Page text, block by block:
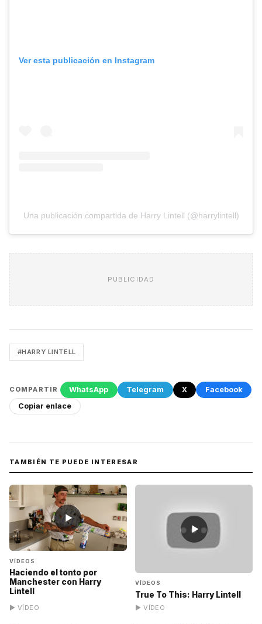
Ver esta publicación en Instagram
Una publicación compartida de Harry Lintell (@harrylintell)
PUBLICIDAD
#HARRY LINTELL
COMPARTIR WhatsApp Telegram X
Facebook
Copiar enlace
TAMBIÉN TE PUEDE INTERESAR
▶
VÍDEOS
Haciendo el tonto por
Manchester con Harry
Lintell
▶ VÍDEO
▶
VÍDEOS
True To This: Harry Lintell
▶ VÍDEO